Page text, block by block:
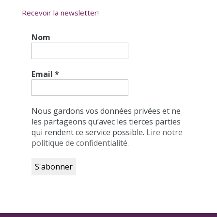
Recevoir la newsletter!
Nom
Email *
Nous gardons vos données privées et ne
les partageons qu’avec les tierces parties
qui rendent ce service possible. Lire notre
politique de confidentialité.